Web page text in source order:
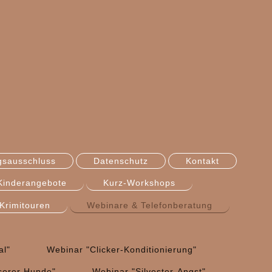
Datenschutz Kontakt
Kurz-Workshops
Webinare & Telefonberatung
Webinar "Clicker-Konditionierung"